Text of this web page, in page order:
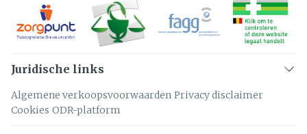
Juridische links
Algemene verkoopsvoorwaarden Privacy disclaimer
Cookies ODR-platform